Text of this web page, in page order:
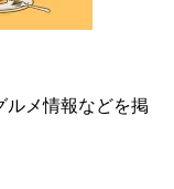
ルメ情報などを掲